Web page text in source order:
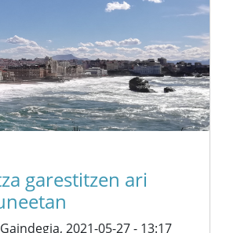
garestitzen ari
Gaindegia, 2021-05-27 - 13:17